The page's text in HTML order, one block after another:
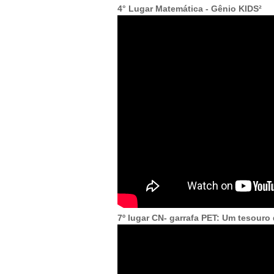
4° Lugar Matemática - Gênio KIDS²
7º lugar CN- garrafa PET: Um